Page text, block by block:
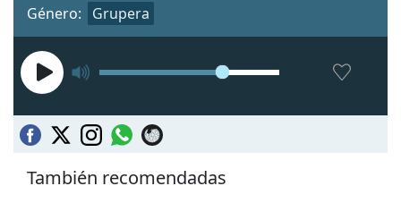
Género: Grupera
También recomendadas